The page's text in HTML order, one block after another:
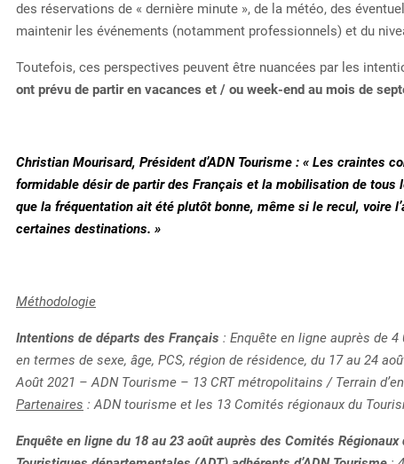
des réservations de « dernière minute », de la météo, des
maintenir les événements (notamment professionnels) et du
Toutefois, ces perspectives peuvent être nuancées par les
ont prévu de partir en vacances et / ou week-end au mois de
Christian Mourisard, Président d’ADN Tourisme : « Les craintes
formidable désir de partir des Français et la mobilisation de tous
que la fréquentation ait été plutôt bonne, même si le recul, voire
certaines destinations. »
Méthodologie
Intentions de départs des Français : Enquête en ligne auprès de
en termes de sexe, âge, PCS, région de résidence, du 17 au 24
Août 2021 – ADN Tourisme – 13 CRT métropolitains / Terrain
Partenaires : ADN tourisme et les 13 Comités régionaux du
Enquête en ligne du 18 au 23 août auprès des Comités